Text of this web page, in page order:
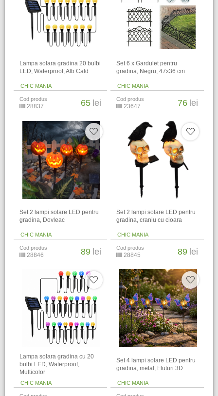
Lampa solara gradina 20 bulbi
LED, Waterproof, Alb Cald
CHIC MANIA
Cod produs
28837 65 lei
Set 6 x Gardulet pentru
gradina, Negru, 47x36 cm
CHIC MANIA
Cod produs
23647 76 lei
Set 2 lampi solare LED pentru
gradina, Dovleac
CHIC MANIA
Cod produs
28846 89 lei
Set 2 lampi solare LED pentru
gradina, craniu cu cioara
CHIC MANIA
Cod produs
28845 89 lei
Lampa solara gradina cu 20
bulbi LED, Waterproof,
Multicolor
CHIC MANIA
Set 4 lampi solare LED pentru
gradina, metal, Fluturi 3D
CHIC MANIA